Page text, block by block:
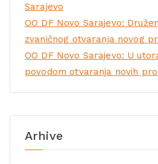
Sarajevo
OO DF Novo Sarajevo:
zvaničnog otvaranja novog
OO DF Novo Sarajevo: U
povodom otvaranja novih
Arhive